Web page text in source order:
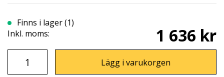
Finns i lager (1)
Inkl. moms:
1 636 kr
Lägg i varukorgen